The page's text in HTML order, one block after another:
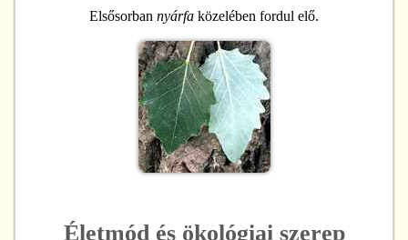
Elsősorban nyárfa közelében fordul elő.
Életmód és ökológiai szerep